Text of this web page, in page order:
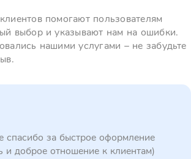
помогают пользователям
выбор и указывают нам на ошибки.
нашими услугами – не забудьте
спасибо за быстрое оформление
и доброе отношение к клиентам)